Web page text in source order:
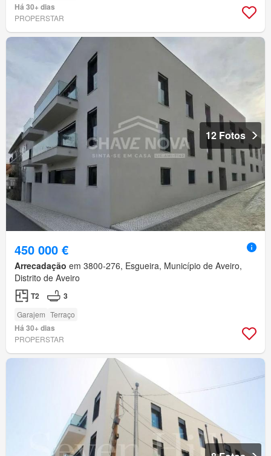
Há 30+ dias
PROPERSTAR
12 Fotos
450 000 €
Arrecadação em 3800-276, Esgueira, Município de Aveiro,
Distrito de Aveiro
T2 3
Garajem Terraço
Há 30+ dias
PROPERSTAR